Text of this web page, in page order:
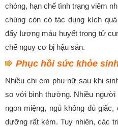
chóng, hạn chế tình trạng viêm
chúng còn có tác dụng kích
đẩy lượng máu huyết trong tử
chế nguy cơ bị hậu sản.
Phục hồi sức khỏe
Nhiều chị em phụ nữ sau khi
so với bình thường. Nhiều
ngon miệng, ngủ không đủ
dưỡng rất kém. Tuy nhiên, các